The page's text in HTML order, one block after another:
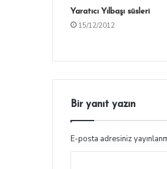
Yaratıcı Yılbaşı süsleri
15/12/2012
Bir yanıt yazın
E-posta adresiniz